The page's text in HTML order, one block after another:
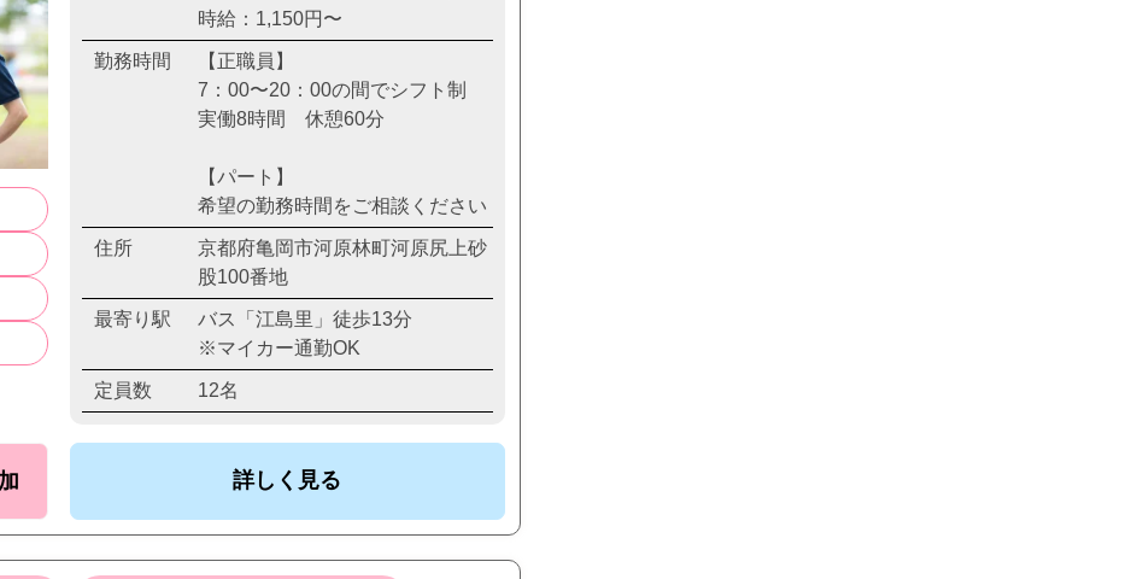
時給：1,150円〜
勤務時間
【正職員】
7：00〜20：00の間でシフト制
実働8時間 休憩60分
【パート】
希望の勤務時間をご相談ください
住所
京都府亀岡市河原林町河原尻上砂
股100番地
最寄り駅
バス「江島里」徒歩13分
※マイカー通勤OK
定員数 12名
詳しく見る